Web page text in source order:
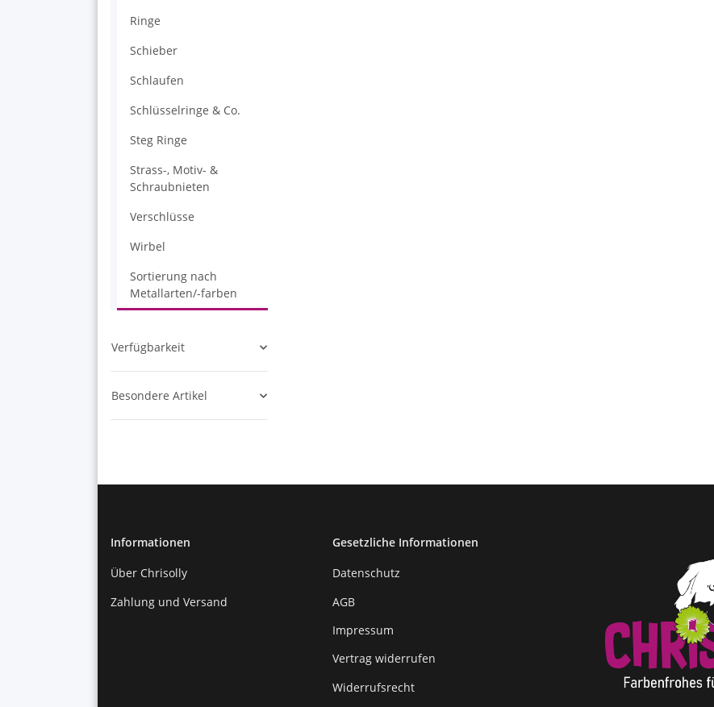
Ringe
Schieber
Schlaufen
Schlüsselringe & Co.
Steg Ringe
Strass-, Motiv- &
Schraubnieten
Verschlüsse
Wirbel
Sortierung nach
Metallarten/-farben
Verfügbarkeit
Besondere Artikel
Informationen
Über Chrisolly
Zahlung und Versand
Gesetzliche Informationen
Datenschutz
AGB
Impressum
Vertrag widerrufen
Widerrufsrecht